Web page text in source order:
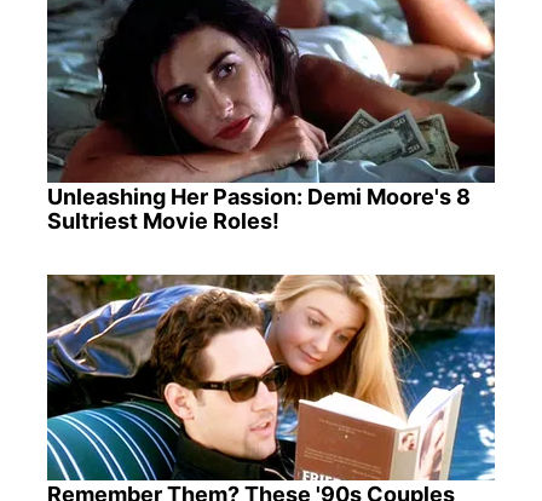
Unleashing Her Passion: Demi Moore's 8
Sultriest Movie Roles!
Remember Them? These '90s Couples